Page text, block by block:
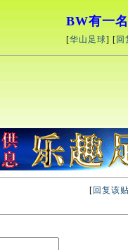
BW有一
[华山足球] [ 回
[ 回复该